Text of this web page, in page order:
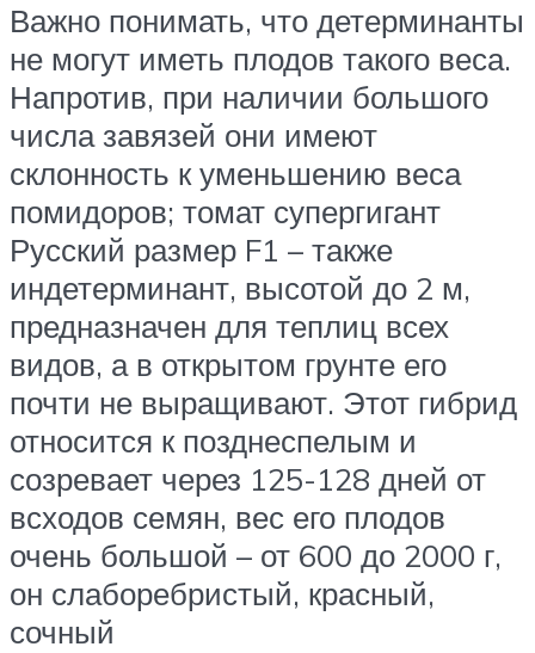
Важно понимать, что детерминанты
не могут иметь плодов такого веса.
Напротив, при наличии большого
числа завязей они имеют
склонность к уменьшению веса
помидоров; томат супергигант
Русский размер F1 – также
индетерминант, высотой до 2 м,
предназначен для теплиц всех
видов, а в открытом грунте его
почти не выращивают. Этот гибрид
относится к позднеспелым и
созревает через 125-128 дней от
всходов семян, вес его плодов
очень большой – от 600 до 2000 г,
он слаборебристый, красный,
сочный